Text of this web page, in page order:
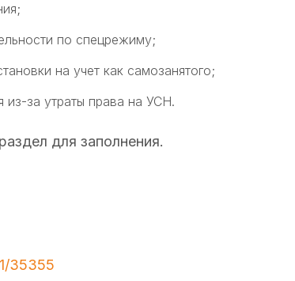
по спецрежиму;
на учет как самозанятого;
за утраты права на УСН.
для заполнения.
35355